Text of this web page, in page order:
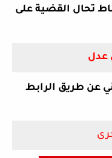
تحال القضية على
عدل
عن طريق الرابط